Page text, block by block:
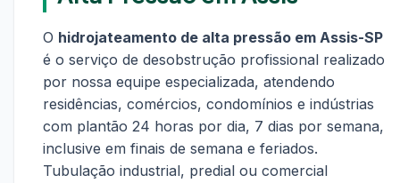
O hidrojateamento de alta pressão em Assis-SP
é o serviço de desobstrução profissional realizado
por nossa equipe especializada, atendendo
residências, comércios, condomínios e indústrias
com plantão 24 horas por dia, 7 dias por semana,
inclusive em finais de semana e feriados.
Tubulação industrial, predial ou comercial